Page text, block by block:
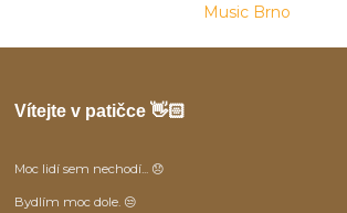
Music Brno
Vítejte v patičce 👋🏻
Moc lidí sem nechodí... 😞
Bydlím moc dole. 😒